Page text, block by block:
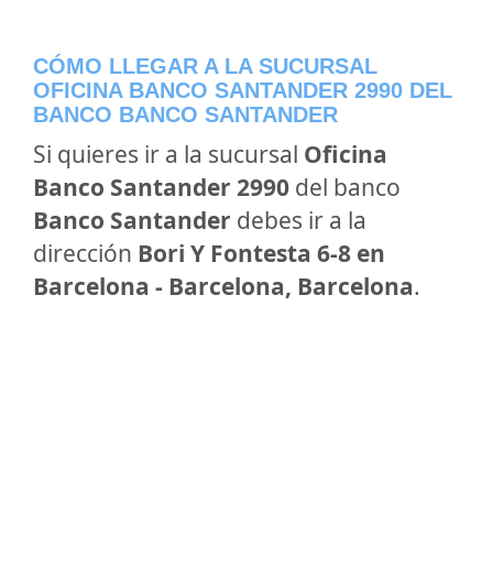
CÓMO LLEGAR A LA SUCURSAL
OFICINA BANCO SANTANDER 2990 DEL
BANCO BANCO SANTANDER
Si quieres ir a la sucursal Oficina
Banco Santander 2990 del banco
Banco Santander debes ir a la
dirección Bori Y Fontesta 6-8 en
Barcelona - Barcelona, Barcelona.